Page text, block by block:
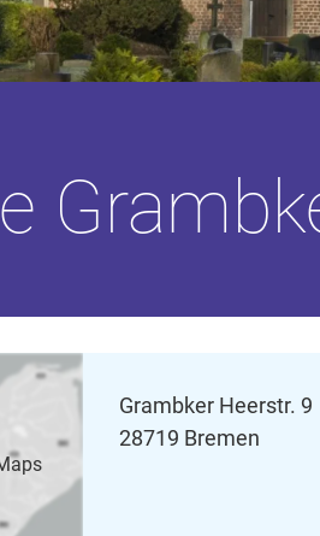
Grambker Heerstr. 9
28719 Bremen